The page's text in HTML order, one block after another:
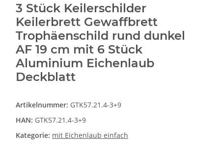
3 Stück Keilerschilder
Keilerbrett Gewaffbrett
Trophäenschild rund dunkel
AF 19 cm mit 6 Stück
Aluminium Eichenlaub
Deckblatt
Artikelnummer: GTK57.21.4-3+9
HAN: GTK57.21.4-3+9
Kategorie: mit Eichenlaub einfach